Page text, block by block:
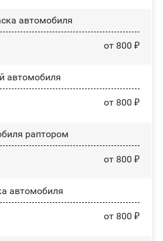
автомобиля
от 800 ₽
автомобиля
от 800 ₽
раптором
от 800 ₽
автомобиля
от 800 ₽